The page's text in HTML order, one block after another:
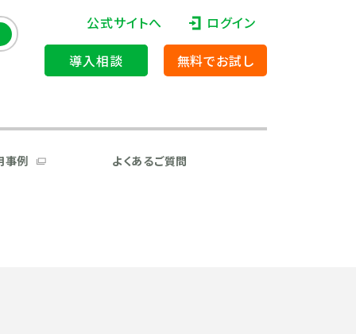
公式サイトへ
ログイン
導入相談
無料でお試し
事例 よくあるご質問